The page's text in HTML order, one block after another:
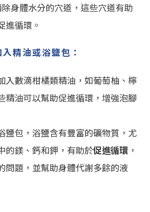
身體水分的穴道，這些穴道有助
進循環。
精油或浴鹽包：
數滴柑橘類精油，如葡萄柚、檸
精油可以幫助促進循環，增強泡腳
包，浴鹽含有豐富的礦物質，尤
的鎂、鈣和鉀，有助於促進循環 ，
問題，並幫助身體代謝多餘的液